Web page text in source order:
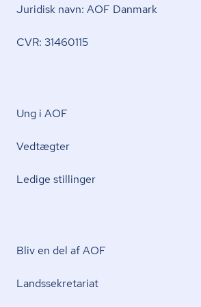
Juridisk navn: AOF Danmark
CVR: 31460115
Ung i AOF
Vedtægter
Ledige stillinger
Bliv en del af AOF
Lands­se­kre­ta­ri­at